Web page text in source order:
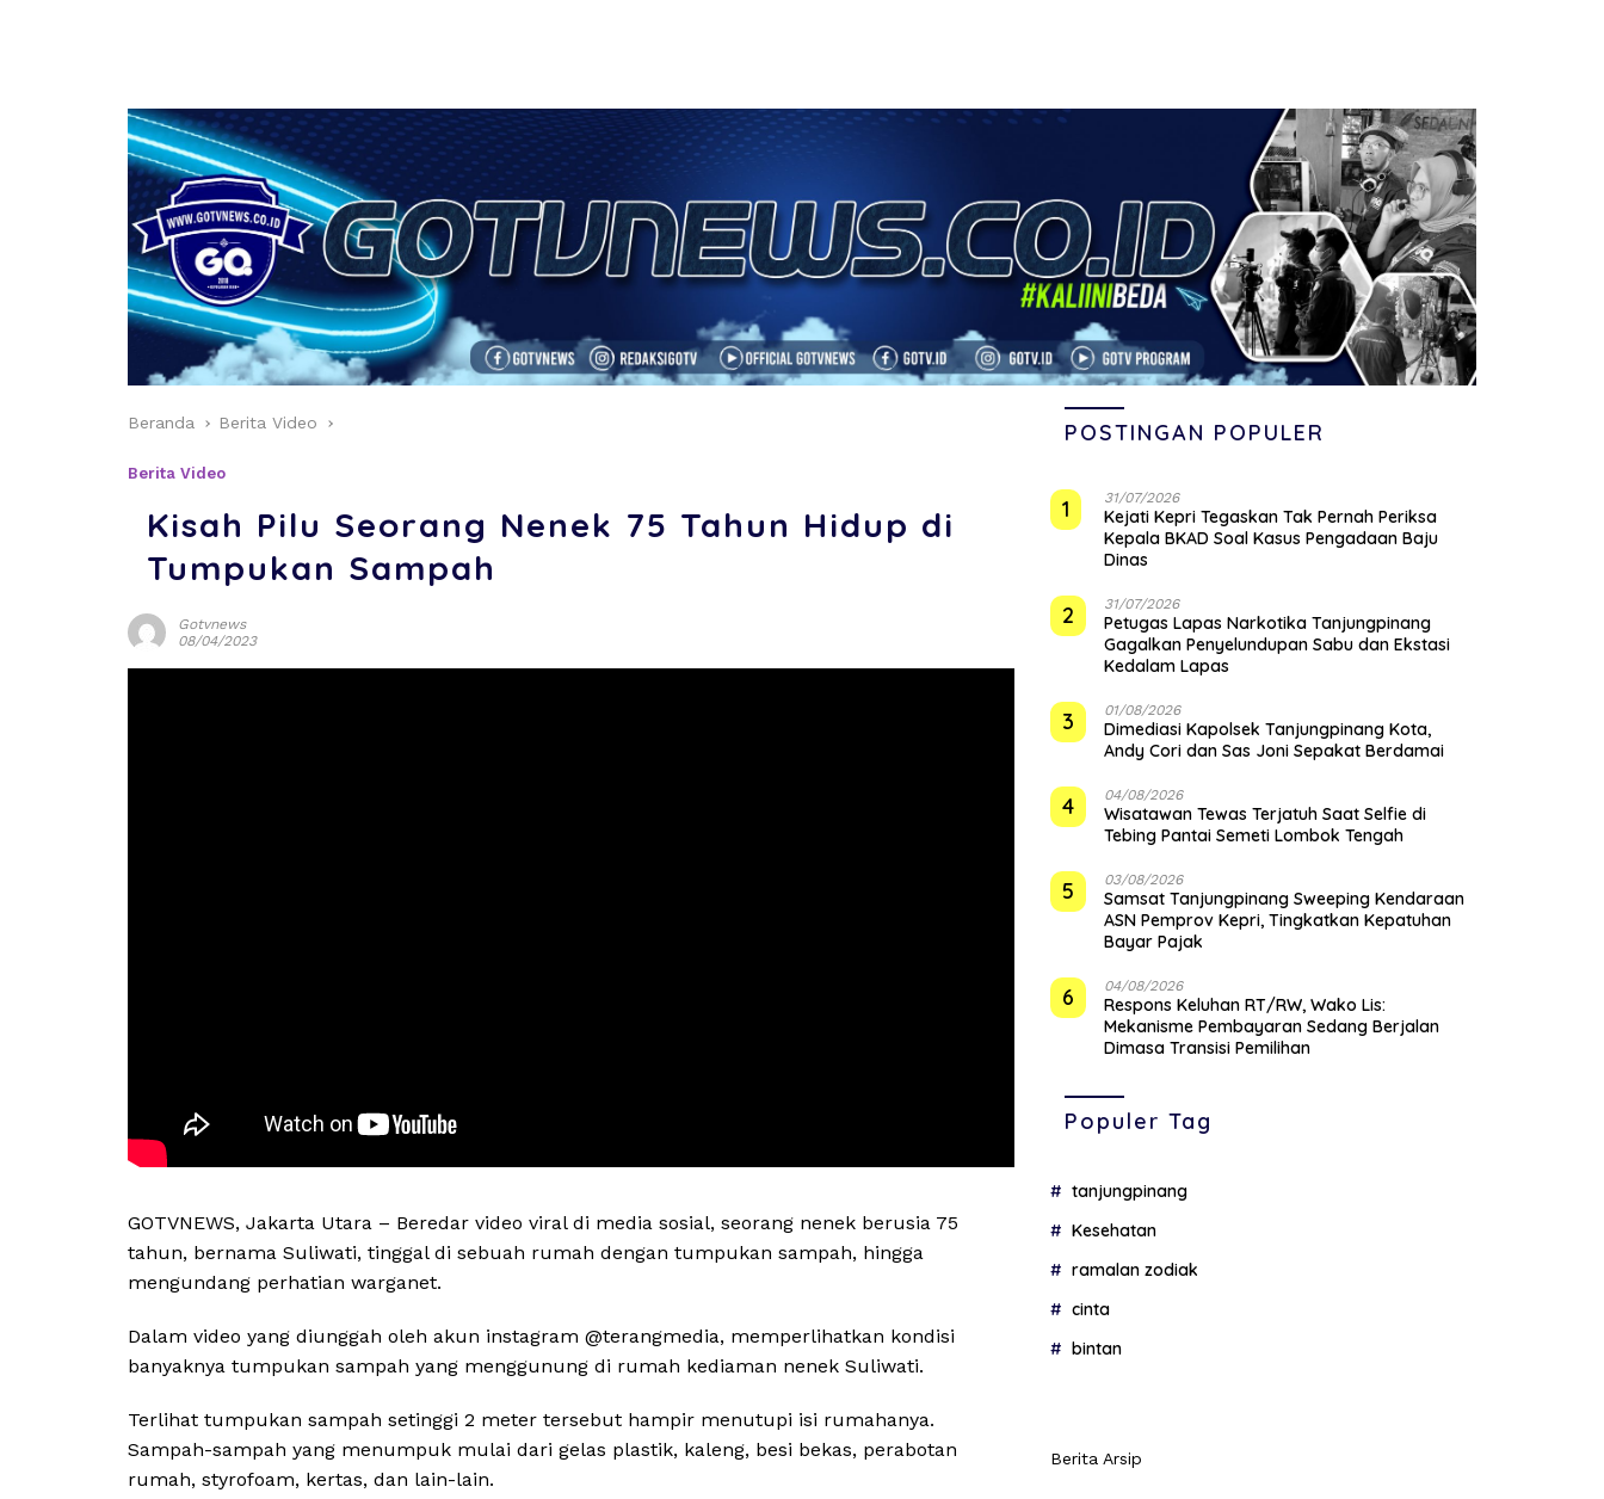
Beranda Berita Video
Berita Video
Kisah Pilu Seorang Nenek 75 Tahun Hidup di
Tumpukan Sampah
Gotvnews
08/04/2023
GOTVNEWS, Jakarta Utara – Beredar video viral di media sosial, seorang nenek berusia 75
tahun, bernama Suliwati, tinggal di sebuah rumah dengan tumpukan sampah, hingga
mengundang perhatian warganet.
Dalam video yang diunggah oleh akun instagram @terangmedia, memperlihatkan kondisi
banyaknya tumpukan sampah yang menggunung di rumah kediaman nenek Suliwati.
Terlihat tumpukan sampah setinggi 2 meter tersebut hampir menutupi isi rumahanya.
Sampah-sampah yang menumpuk mulai dari gelas plastik, kaleng, besi bekas, perabotan
rumah, styrofoam, kertas, dan lain-lain.
POSTINGAN POPULER
1 31/07/2026
Kejati Kepri Tegaskan Tak Pernah Periksa
Kepala BKAD Soal Kasus Pengadaan Baju
Dinas
2 31/07/2026
Petugas Lapas Narkotika Tanjungpinang
Gagalkan Penyelundupan Sabu dan Ekstasi
Kedalam Lapas
3 01/08/2026
Dimediasi Kapolsek Tanjungpinang Kota,
Andy Cori dan Sas Joni Sepakat Berdamai
4 04/08/2026
Wisatawan Tewas Terjatuh Saat Selfie di
Tebing Pantai Semeti Lombok Tengah
5 03/08/2026
Samsat Tanjungpinang Sweeping Kendaraan
ASN Pemprov Kepri, Tingkatkan Kepatuhan
Bayar Pajak
6 04/08/2026
‎Respons Keluhan RT/RW, Wako Lis:
Mekanisme Pembayaran Sedang Berjalan
Dimasa Transisi Pemilihan
Populer Tag
tanjungpinang
Kesehatan
ramalan zodiak
cinta
bintan
Berita Arsip